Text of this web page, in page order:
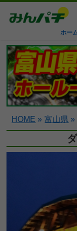
ホー
HOME » 富山県 »